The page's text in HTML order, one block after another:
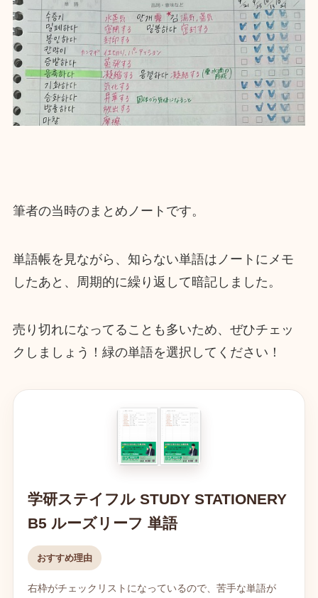
筆者の当時のまとめノートです。
単語帳を見ながら、知らない単語はノートにメモ
したあと、周期的に繰り返して暗記しました。
売り切れになってることも多いため、ぜひチェッ
クしましょう！緑の単語を選択してください！
学研ステイフル STUDY STATIONERY
B5 ルーズリーフ 単語
おすすめ理由
右枠がチェックリストになっているので、苦手な単語が